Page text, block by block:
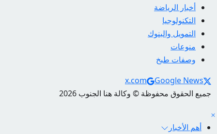
أخبار الرياضة
التكنولوجيا
التمويل والبنوك
منوعات
وصفات طبخ
Social Links
x.com
Google News
جميع الحقوق محفوظة © وكالة هنا الجنوب 2026
أهم الأخبار